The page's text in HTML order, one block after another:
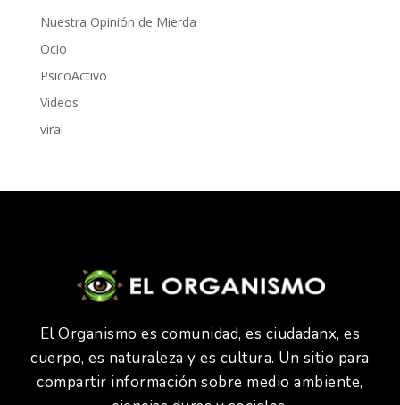
Nuestra Opinión de Mierda
Ocio
PsicoActivo
Videos
viral
El Organismo es comunidad, es ciudadanx, es
cuerpo, es naturaleza y es cultura. Un sitio para
compartir información sobre medio ambiente,